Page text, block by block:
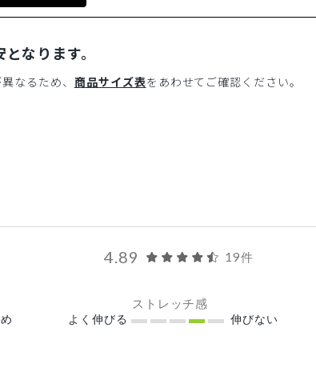
なります。
なるため、 商品サイズ表をあわせてご確認ください。
4.89 19件
ストレッチ感
よく伸びる 伸びない